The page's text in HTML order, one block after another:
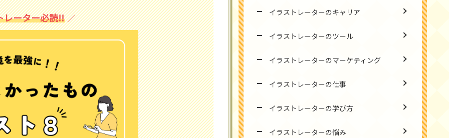
レーター必読!! イラストレーターのキャリア
イラストレーターのツール
イラストレーターのマーケティング
イラストレーターの仕事
イラストレーターの学び方
イラストレーターの悩み